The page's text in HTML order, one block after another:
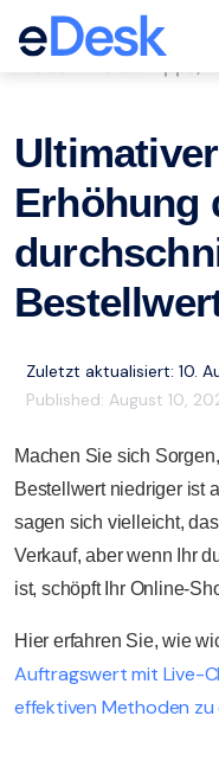
eCommerce Support
Erhöhung
Zuletzt aktualisiert: 10.
Published: August 10,
Machen Sie sich
Bestellwert niedriger ist
sagen sich vielleicht,
Verkauf, aber wenn Ihr
ist, schöpft Ihr Online-
Hier erfahren Sie, wie
Auftragswert mit Live-
effektiven Methoden zu